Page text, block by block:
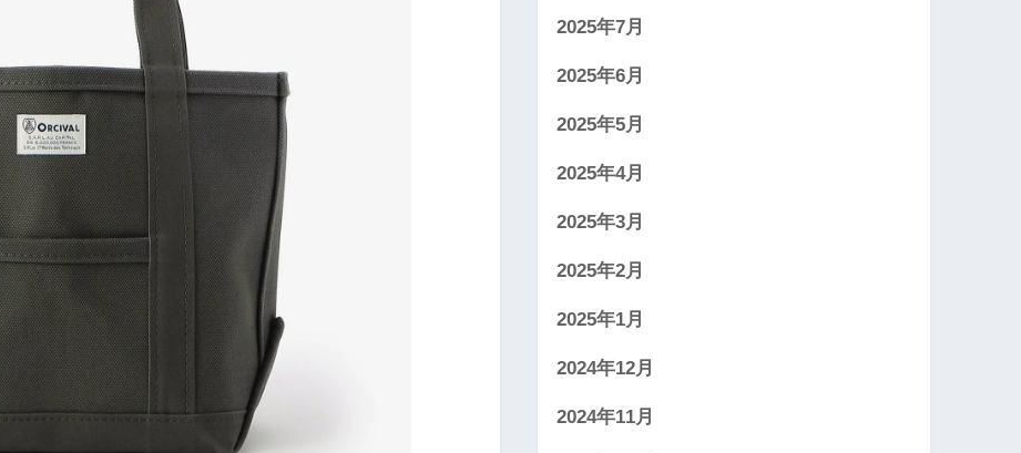
2025年7月
2025年6月
2025年5月
2025年4月
2025年3月
2025年2月
2025年1月
2024年12月
2024年11月